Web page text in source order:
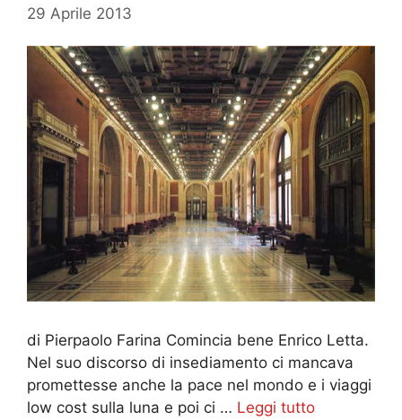
29 Aprile 2013
di Pierpaolo Farina Comincia bene Enrico Letta.
Nel suo discorso di insediamento ci mancava
promettesse anche la pace nel mondo e i viaggi
low cost sulla luna e poi ci … Leggi tutto